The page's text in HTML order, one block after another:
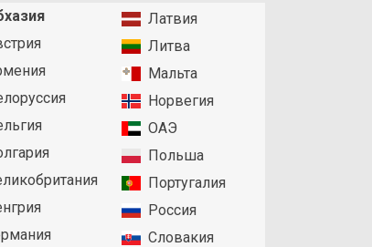
Латвия
Литва
Мальта
Норвегия
ОАЭ
Польша
Португалия
Россия
Словакия